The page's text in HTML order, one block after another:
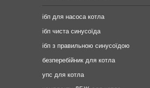
ібп для насоса котла
ібп чиста синусоїда
ібп з правильною синусоїдою
безперебійник для котла
упс для котла